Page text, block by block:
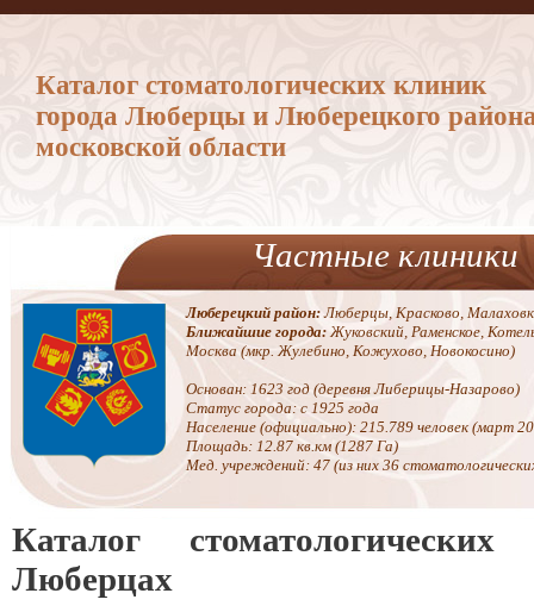
Каталог стоматологических клиник
города Люберцы и Люберецкого
московской области
Частные клиники
Люберецкий район:Люберцы, Красково,
Ближайшие города:Жуковский, Раменское,
Москва (мкр. Жулебино, Кожухово, Новокосино)
Основан: 1623 год (деревня Либерицы-Назарово)
Статус города: с 1925 года
Население (официально): 215.789 человек (март
Площадь: 12.87 кв.км (1287 Га)
Мед. учреждений: 47 (из них 36
Каталог
Люберцах